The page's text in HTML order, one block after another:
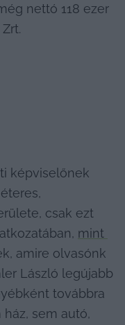
nettó 118 ezer
képviselőnek
csak ezt
mint
amire olvasónk
László legújabb
továbbra
sem autó,